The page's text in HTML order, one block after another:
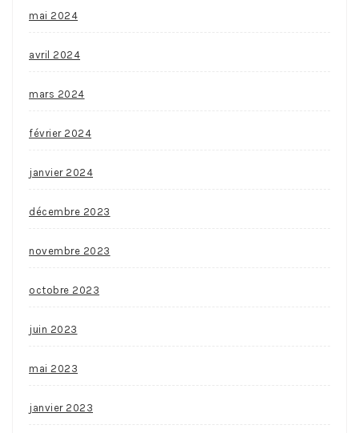
mai 2024
avril 2024
mars 2024
février 2024
janvier 2024
décembre 2023
novembre 2023
octobre 2023
juin 2023
mai 2023
janvier 2023